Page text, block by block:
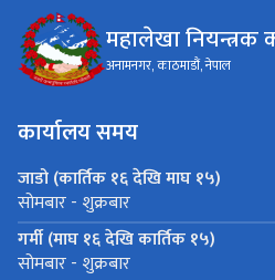
महालेखा नियन्त्रक
अनामनगर, काठमाडौं, नेपाल
कार्यालय समय
जाडो (कार्तिक १६ देखि माघ १५)
सोमबार - शुक्रबार
गर्मी (माघ १६ देखि कार्तिक १५)
सोमबार - शुक्रबार